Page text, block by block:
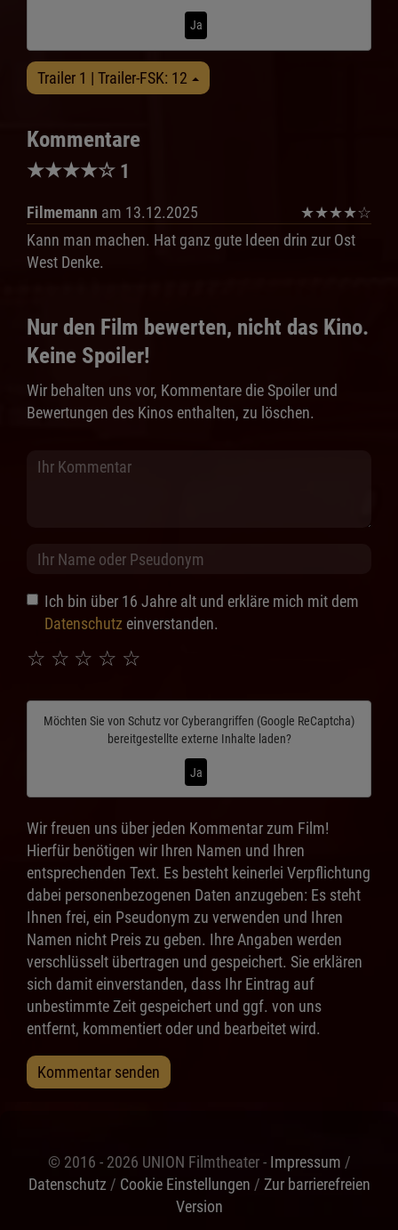
Ja
Trailer 1 | Trailer-FSK: 12
Kommentare
★★★★☆ 1
Filmemann am 13.12.2025 ★★★★☆
Kann man machen. Hat ganz gute Ideen drin zur Ost
West Denke.
Nur den Film bewerten, nicht das Kino.
Keine Spoiler!
Wir behalten uns vor, Kommentare die Spoiler und
Bewertungen des Kinos enthalten, zu löschen.
Ich bin über 16 Jahre alt und erkläre mich mit dem
Datenschutz einverstanden.
☆
☆
☆
☆
☆
Möchten Sie von Schutz vor Cyberangriffen (Google ReCaptcha)
bereitgestellte externe Inhalte laden?
Ja
Wir freuen uns über jeden Kommentar zum Film!
Hierfür benötigen wir Ihren Namen und Ihren
entsprechenden Text. Es besteht keinerlei Verpflichtung
dabei personenbezogenen Daten anzugeben: Es steht
Ihnen frei, ein Pseudonym zu verwenden und Ihren
Namen nicht Preis zu geben. Ihre Angaben werden
verschlüsselt übertragen und gespeichert. Sie erklären
sich damit einverstanden, dass Ihr Eintrag auf
unbestimmte Zeit gespeichert und ggf. von uns
entfernt, kommentiert oder und bearbeitet wird.
Kommentar senden
© 2016 - 2026 UNION Filmtheater - Impressum /
Datenschutz/ Cookie Einstellungen / Zur barrierefreien
Version